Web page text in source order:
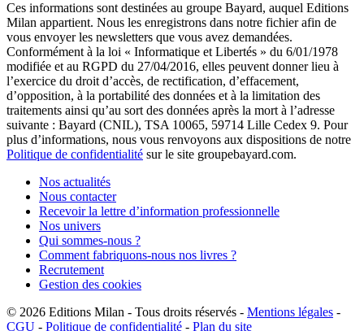
Ces informations sont destinées au groupe Bayard, auquel Editions
Milan appartient. Nous les enregistrons dans notre fichier afin de
vous envoyer les newsletters que vous avez demandées.
Conformément à la loi « Informatique et Libertés » du 6/01/1978
modifiée et au RGPD du 27/04/2016, elles peuvent donner lieu à
l’exercice du droit d’accès, de rectification, d’effacement,
d’opposition, à la portabilité des données et à la limitation des
traitements ainsi qu’au sort des données après la mort à l’adresse
suivante : Bayard (CNIL), TSA 10065, 59714 Lille Cedex 9. Pour
plus d’informations, nous vous renvoyons aux dispositions de notre
Politique de confidentialité sur le site groupebayard.com.
Nos actualités
Nous contacter
Recevoir la lettre d’information professionnelle
Nos univers
Qui sommes-nous ?
Comment fabriquons-nous nos livres ?
Recrutement
Gestion des cookies
© 2026 Editions Milan - Tous droits réservés - Mentions légales -
CGU - Politique de confidentialité - Plan du site